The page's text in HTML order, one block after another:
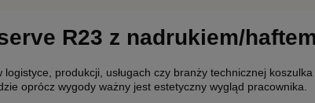
R23 z nadrukiem/
produkcji, usługach czy branży technicznej
oprócz wygody ważny jest estetyczny wygląd pracownika.